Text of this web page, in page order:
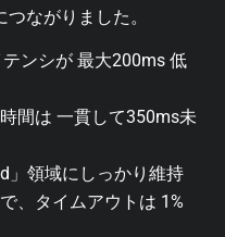
ながりました。
ンシが 最大200ms 低
間は 一貫して350ms未
」領域にしっかり維持
、タイムアウトは 1%